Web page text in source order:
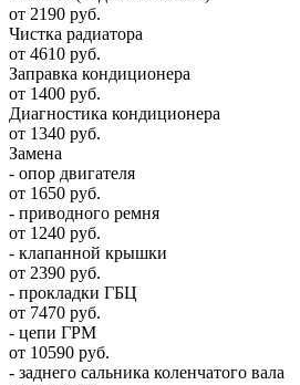
от 2190 руб.
Чистка радиатора
от 4610 руб.
Заправка кондиционера
от 1400 руб.
Диагностика кондиционера
от 1340 руб.
Замена
- опор двигателя
от 1650 руб.
- приводного ремня
от 1240 руб.
- клапанной крышки
от 2390 руб.
- прокладки ГБЦ
от 7470 руб.
- цепи ГРМ
от 10590 руб.
- заднего сальника коленчатого вала